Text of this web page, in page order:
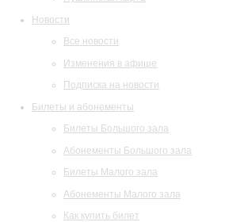
Новости
Все новости
Изменения в афише
Подписка на новости
Билеты и абонементы
Билеты Большого зала
Абонементы Большого зала
Билеты Малого зала
Абонементы Малого зала
Как купить билет